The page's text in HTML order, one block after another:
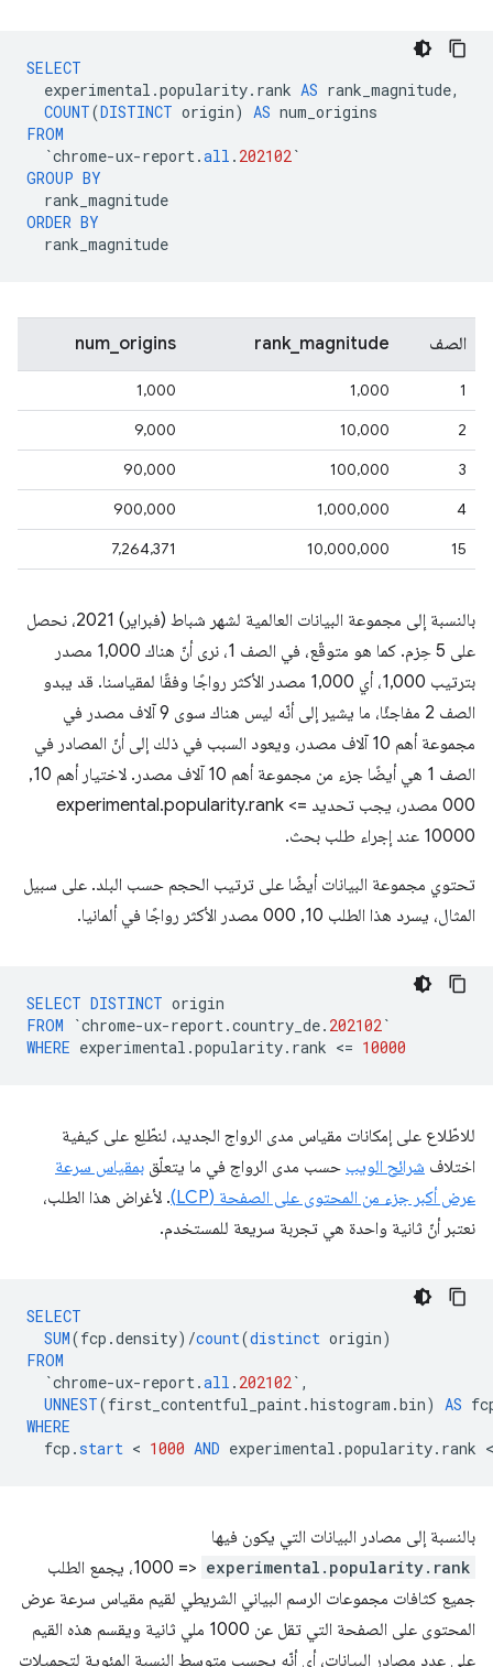
SELECT
experimental .popularity. rank AS rank_magnitude,
COUNT(DISTINCT origin) AS num_origins
FROM
`chrome-ux-report.all . 202102`
GROUP BY
rank_magnitude
ORDER BY
rank_magnitude
الصف rank_magnitude
num_origins
1
1,000
1,000
2
10,000
9,000
3
100,000
90,000
4
1,000,000
900,000
15
10,000,000
7,264,371
بالنسبة إلى مجموعة البيانات العالمية لشهر شباط (فبراير) 2021، نحصل
على 5 حِزم. كما هو متوقّع، في الصف 1، نرى أنّ هناك 1,000 مصدر
بترتيب 1,000، أي 1,000 مصدر الأكثر رواجًا وفقًا لمقياسنا. قد يبدو
الصف 2 مفاجئًا، ما يشير إلى أنّه ليس هناك سوى 9 آلاف مصدر في
مجموعة أهم 10 آلاف مصدر، ويعود السبب في ذلك إلى أنّ المصادر في
الصف 1 هي أيضًا جزء من مجموعة أهم 10 آلاف مصدر. لاختيار أهم 10,
000 مصدر، يجب تحديد experimental.popularity.rank <=
10000 عند إجراء طلب بحث.
تحتوي مجموعة البيانات أيضًا على ترتيب الحجم حسب البلد. على سبيل
المثال، يسرد هذا الطلب 10, 000 مصدر الأكثر رواجًا في ألمانيا.
SELECT DISTINCT origin
FROM
`chrome-ux-report.country_de. 202102`
WHERE experimental .popularity. rank <= 10000
للاطّلاع على إمكانات مقياس مدى الرواج الجديد، لنطّلِع على كيفية
اختلاف شرائح الويب حسب مدى الرواج في ما يتعلّق بمقياس سرعة
عرض أكبر جزء من المحتوى على الصفحة (LCP)
. لأغراض هذا الطلب،
نعتبر أنّ ثانية واحدة هي تجربة سريعة للمستخدم.
SELECT
SUM(fcp .density) /count(distinct origin)
FROM
`chrome-ux-report.all . 202102` ,
UNNEST(first_contentful_paint.histogram .bin) AS
WHERE
fcp .start < 1000 AND experimental .popularity. rank <
بالنسبة إلى مصادر البيانات التي يكون فيها
experimental.popularity.rank
<= 1000، يجمع الطلب
جميع كثافات مجموعات الرسم البياني الشريطي لقيم مقياس سرعة عرض
المحتوى على الصفحة التي تقل عن 1000 ملي ثانية ويقسم هذه القيم
على عدد مصادر البيانات، أي أنّه يحسب متوسط النسبة المئوية لتحميلات